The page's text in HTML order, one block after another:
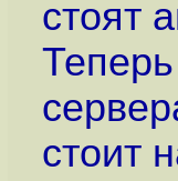
стоят
стоит